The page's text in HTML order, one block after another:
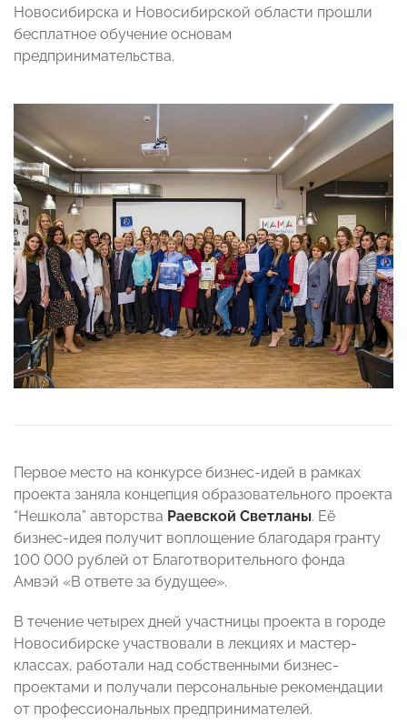
Новосибирска и Новосибирской области прошли
бесплатное обучение основам
предпринимательства.
Первое место на конкурсе бизнес-идей в рамках
проекта заняла концепция образовательного проекта
“Нешкола” авторства Раевской Светланы. Её
бизнес-идея получит воплощение благодаря гранту
100 000 рублей от Благотворительного фонда
Амвэй «В ответе за будущее».
В течение четырех дней участницы проекта в городе
Новосибирске участвовали в лекциях и мастер-
классах, работали над собственными бизнес-
проектами и получали персональные рекомендации
от профессиональных предпринимателей.